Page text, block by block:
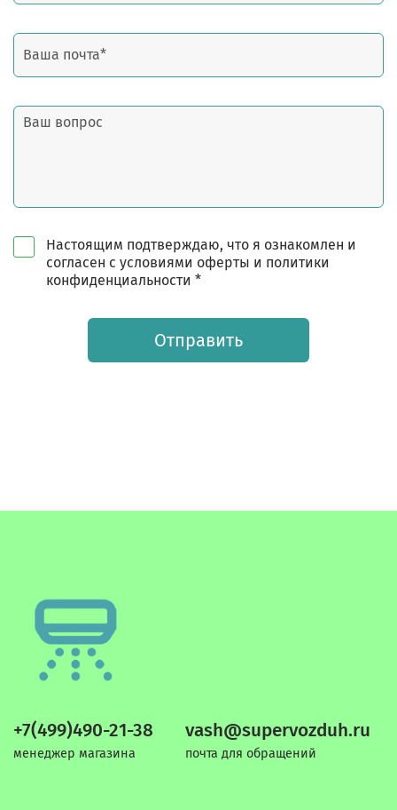
Настоящим подтверждаю, что я ознакомлен и
согласен с условиями оферты и политики
конфиденциальности *
Отправить
+7(499)490-21-38
менеджер магазина
vash@supervozduh.ru
почта для обращений